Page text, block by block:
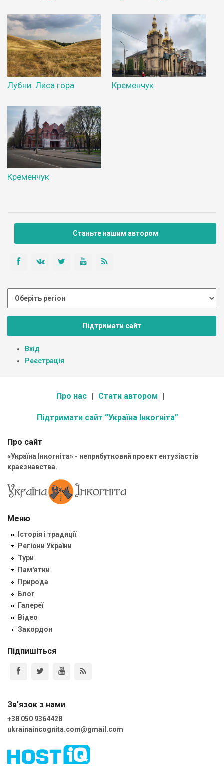
Лубни. Лиса гора Кременчук
Кременчук
Станьте нашим автором
Підтримати сайт
Вхід
Реєстрація
Про нас Стати автором
Підтримати сайт “Україна Інкогніта”
Про сайт
«Україна Інкогніта» - неприбутковий проект ентузіастів
краєзнавства.
Меню
Історія і традиції
Регіони України
Тури
Пам'ятки
Природа
Блог
Галереї
Відео
Закордон
Підпишіться
Зв'язок з нами
+38 050 9364428
ukrainaincognita.com@gmail.com